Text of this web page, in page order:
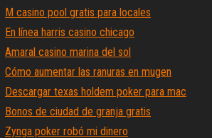
M casino pool gratis para locales
En línea harris casino chicago
Amaral casino marina del sol
Cómo aumentar las ranuras en mugen
Descargar texas holdem poker para mac
Bonos de ciudad de granja gratis
Zynga poker robó mi dinero